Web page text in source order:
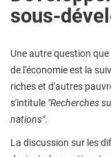
sous-
Une autre question
de l'économie est la
riches et d'autres
s'intitule "Recherches
nations".
La discussion sur les